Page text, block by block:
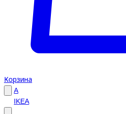
Корзина
A
IKEA